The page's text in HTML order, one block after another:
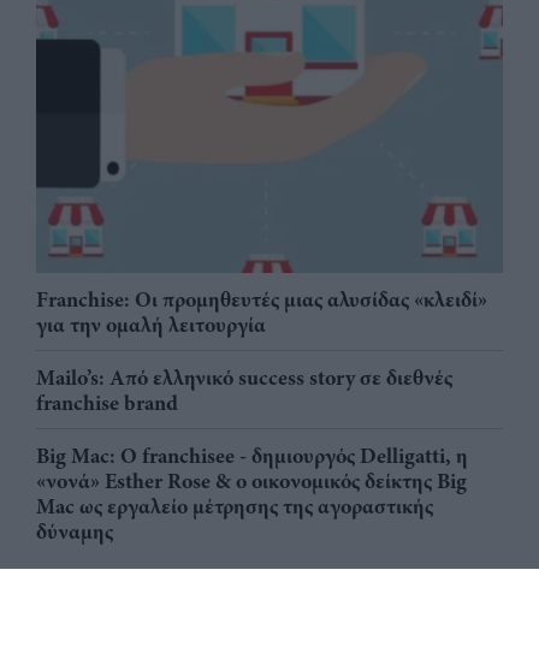
Franchise: Οι προμηθευτές μιας αλυσίδας «κλειδί»
για την ομαλή λειτουργία
Mailo’s: Από ελληνικό success story σε διεθνές
franchise brand
Big Mac: Ο franchisee - δημιουργός Delligatti, η
«νονά» Esther Rose & ο οικονομικός δείκτης Big
Mac ως εργαλείο μέτρησης της αγοραστικής
δύναμης